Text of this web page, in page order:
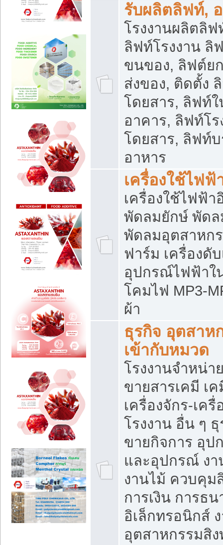
รับผลิตลิฟท์,
โรงงานผลิตลิ
ลิฟท์โรงงาน ลิ
ขนของ, ลิฟต์ย
ส่งของ, ติดตั้ง
โดยสาร, ลิฟท์
อาคาร, ลิฟท์โ
โดยสาร, ลิฟท์
อาหาร
เครื่องใช้ไฟฟ้
เครื่องใช้ไฟฟ้า
พัดลมยักษ์ พัด
พัดลมอุตสาหก
ฟาร์ม เครื่องดั
อุปกรณ์ไฟฟ้าใ
โคมไฟ MP3-
ผ้า
ธุรกิจ อุตสาห
เข้ากับหมวด
โรงงานจำหน่
ขายสารเคมี เ
เครื่องจักร-เค
โรงงาน อื่น ๆ
ขายกิจการ อุป
และอุปกรณ์ ง
งานไม้ ควบคุม
การเงิน การธ
อิเล็กทรอนิกส์
อุตสาหกรรมสิ